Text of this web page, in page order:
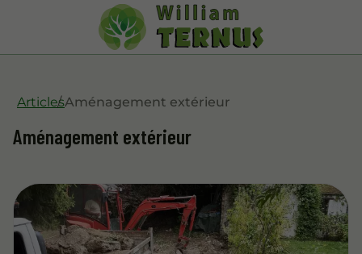
ArticlesAménagement extérieur
Aménagement extérieur